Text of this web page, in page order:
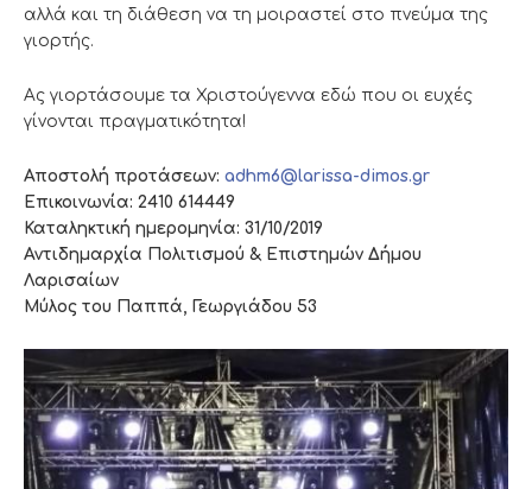
αλλά και τη διάθεση να τη μοιραστεί στο πνεύμα της
γιορτής.
Ας γιορτάσουμε τα Χριστούγεννα εδώ που οι ευχές
γίνονται πραγματικότητα!
Αποστολή προτάσεων: adhm6@larissa-dimos.gr
Επικοινωνία: 2410 614449
Καταληκτική ημερομηνία: 31/10/2019
Αντιδημαρχία Πολιτισμού & Επιστημών Δήμου
Λαρισαίων
Μύλος του Παππά, Γεωργιάδου 53